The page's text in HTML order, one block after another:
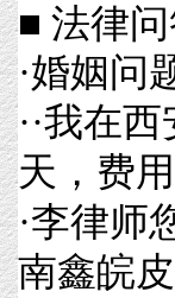
■ 法律
·婚姻问
··我在
天，费
·李律师
南鑫皖